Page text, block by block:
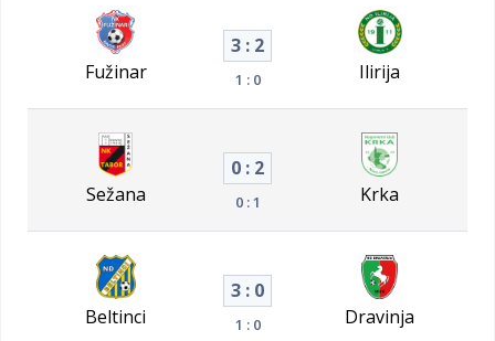
Fužinar
3 : 2
1 : 0 Ilirija
Sežana
0 : 2
0 : 1 Krka
Beltinci
3 : 0
1 : 0 Dravinja